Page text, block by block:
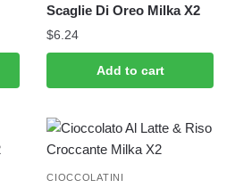
Scaglie Di Oreo Milka X2
$6.24
Add to cart
CIOCCOLATINI